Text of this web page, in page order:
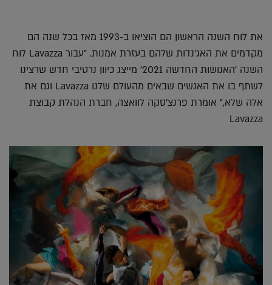
את לוח השנה הראשון הם הוציאו ב-1993 מאז בכל שנה הם
מקדמים את האג'נדות שלהם בעזרת אמנות. "עבור Lavazza לוח
השנה 'האנושות החדשה 2021' מייצג כיוון נרטיבי חדש שרצינו
לשתף בו את האנשים שבאים מהעולם שלנו Lavazza וגם את
אלה שלא," אומרת פרנצ'סקה לוואצה, חברת הנהלת קבוצת
Lavazza